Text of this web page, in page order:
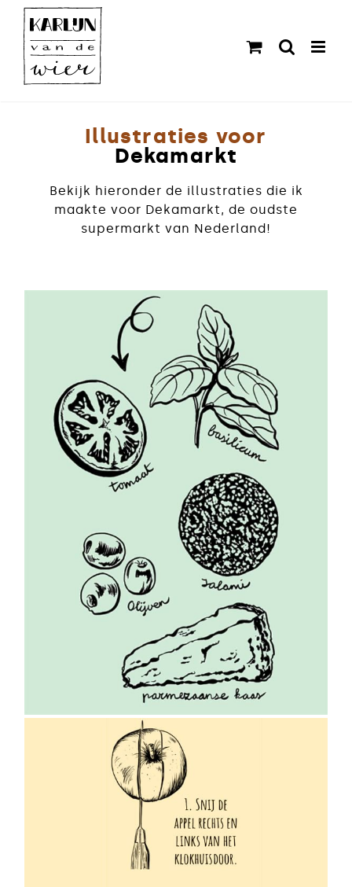
naar
inhoud
Illustraties voor
Dekamarkt
Bekijk hieronder de illustraties die ik
maakte voor Dekamarkt, de oudste
supermarkt van Nederland!
Dekamarkt | Smaakvolle
illustraties voor #6
Dekamarkt magazine